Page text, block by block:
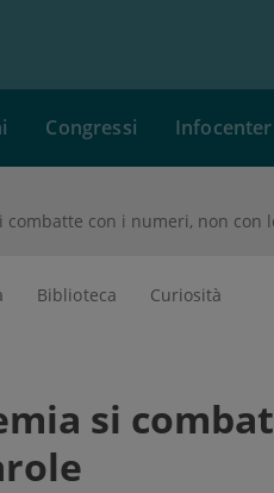
Congressi Infocenter
Biblioteca Curiosità
si